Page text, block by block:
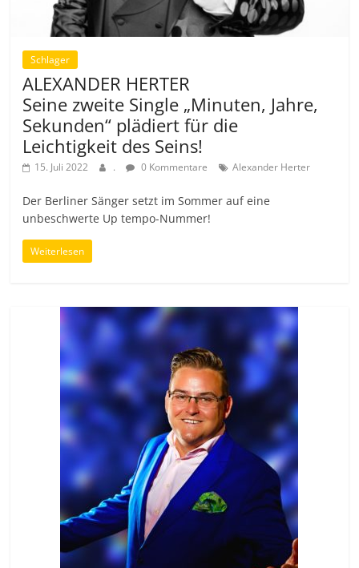
Schlager
ALEXANDER HERTER
Seine zweite Single „Minuten, Jahre,
Sekunden“ plädiert für die
Leichtigkeit des Seins!
15. Juli 2022 . 0 Kommentare Alexander Herter
Der Berliner Sänger setzt im Sommer auf eine
unbeschwerte Up tempo-Nummer!
Weiterlesen